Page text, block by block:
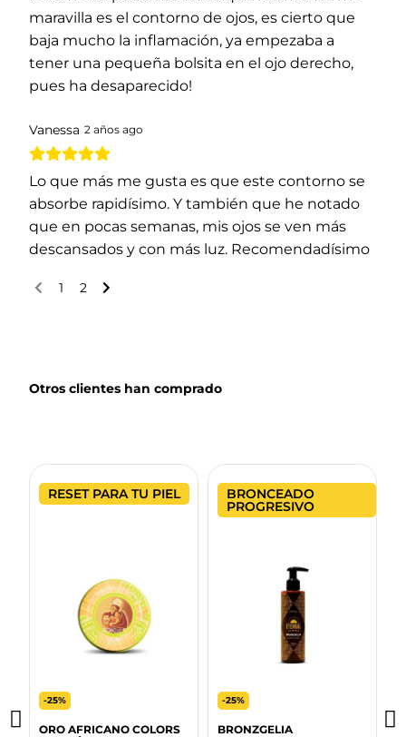
maravilla es el contorno de ojos, es cierto que
baja mucho la inflamación, ya empezaba a
tener una pequeña bolsita en el ojo derecho,
pues ha desaparecido!
Vanessa 2 años ago
Lo que más me gusta es que este contorno se
absorbe rapidísimo. Y también que he notado
que en pocas semanas, mis ojos se ven más
descansados y con más luz. Recomendadísimo
1 2
Otros clientes han comprado
RESET PARA TU PIEL
-25%
ORO AFRICANO COLORS
BRONCEADO
PROGRESIVO
-25%
BRONZGELIA